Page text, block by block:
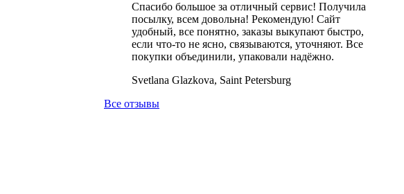
Спасибо большое за отличный сервис! Получила
посылку, всем довольна! Рекомендую! Сайт
удобный, все понятно, заказы выкупают быстро,
если что-то не ясно, связываются, уточняют. Все
покупки объединили, упаковали надёжно.
Svetlana Glazkova, Saint Petersburg
Все отзывы